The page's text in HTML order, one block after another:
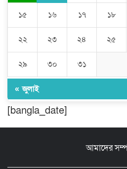
লালমনিরহাট
শিক্ষার্থীকে
তুলতে হবে -
বগুড়ায়
১৫ ১৬ ১৭ ১৮
২২ ২৩ ২৪ ২৫
২৯ ৩০ ৩১
« জুলাই
[bangla_date]
আমাদের